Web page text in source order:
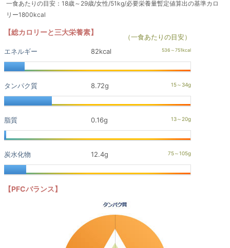
一食あたりの目安：18歳～29歳/女性/51kg/必要栄養量暫定値算出の基準カロ
リー1800kcal
【総カロリーと三大栄養素】
（一食あたりの目安）
エネルギー
82kcal
タンパク質 8.72g
脂質 0.16g
炭水化物 12.4g
【PFCバランス】